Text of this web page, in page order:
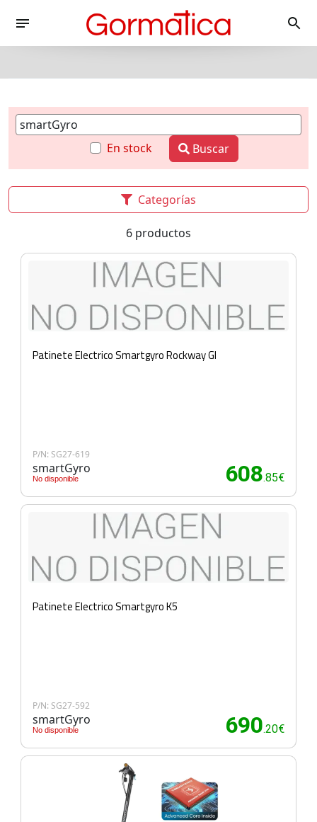
En stock Buscar
Categorías
6 productos
Patinete Electrico Smartgyro Rockway Gl
P/N: SG27-619
smartGyro
No disponible 608.85€
Patinete Electrico Smartgyro K5
P/N: SG27-592
smartGyro
No disponible 690.20€